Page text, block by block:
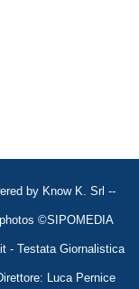
by Know K. Srl --
©SIPOMEDIA
- Testata Giornalistica
Luca Pernice